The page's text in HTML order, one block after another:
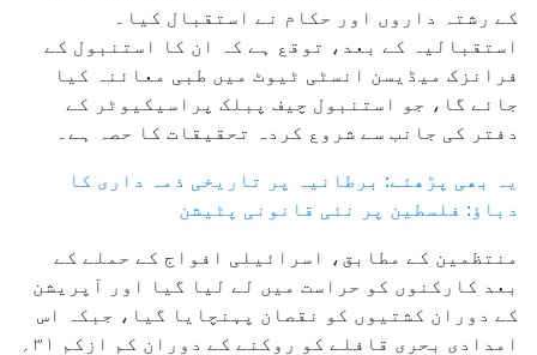
کے رشتہ داروں اور حکام نے استقبال کیا۔
استقبالیہ کے بعد، توقع ہے کہ ان کا استنبول کے
فرانزک میڈیسن انسٹی ٹیوٹ میں طبی معائنہ کیا
جائے گا، جو استنبول چیف پبلک پراسیکیوٹر کے
دفتر کی جانب سے شروع کردہ تحقیقات کا حصہ ہے۔
یہ بھی پڑھئے: برطانیہ پر تاریخی ذمہ داری کا
دباؤ: فلسطین پر نئی قانونی پٹیشن
منتظمین کے مطابق، اسرائیلی افواج کے حملے کے
بعد کارکنوں کو حراست میں لے لیا گیا اور آپریشن
کے دوران کشتیوں کو نقصان پہنچایا گیا، جبکہ اس